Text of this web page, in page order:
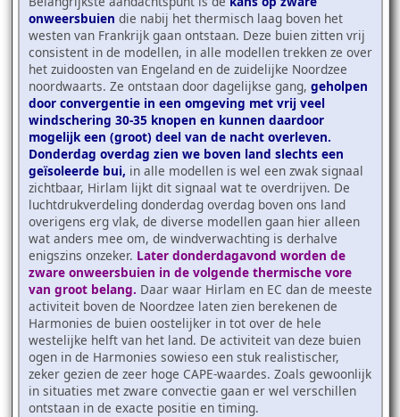
onweersbuien die nabij het thermisch laag boven het
westen van Frankrijk gaan ontstaan. Deze buien zitten vrij
consistent in de modellen, in alle modellen trekken ze over
het zuidoosten van Engeland en de zuidelijke Noordzee
noordwaarts. Ze ontstaan door dagelijkse gang, geholpen
door convergentie in een omgeving met vrij veel
windschering 30-35 knopen en kunnen daardoor
mogelijk een (groot) deel van de nacht overleven.
Donderdag overdag zien we boven land slechts een
geïsoleerde bui, in alle modellen is wel een zwak signaal
zichtbaar, Hirlam lijkt dit signaal wat te overdrijven. De
luchtdrukverdeling donderdag overdag boven ons land
overigens erg vlak, de diverse modellen gaan hier alleen
wat anders mee om, de windverwachting is derhalve
enigszins onzeker. Later donderdagavond worden de
zware onweersbuien in de volgende thermische vore
van groot belang. Daar waar Hirlam en EC dan de meeste
activiteit boven de Noordzee laten zien berekenen de
Harmonies de buien oostelijker in tot over de hele
westelijke helft van het land. De activiteit van deze buien
ogen in de Harmonies sowieso een stuk realistischer,
zeker gezien de zeer hoge CAPE-waardes. Zoals gewoonlijk
in situaties met zware convectie gaan er wel verschillen
ontstaan in de exacte positie en timing.